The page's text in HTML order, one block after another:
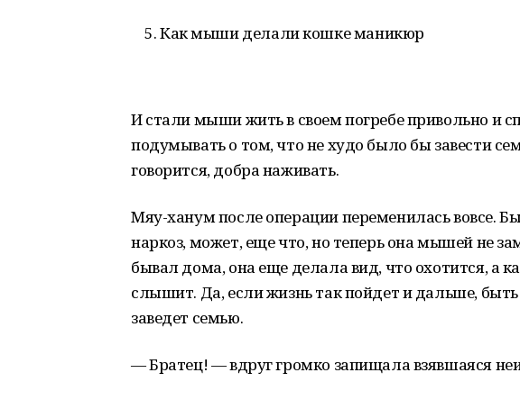
Как мыши делали кошке маникюр
И стали мыши жить в своем погребе привольно
подумывать о том, что не худо было бы завести
говорится, добра наживать.
Мяу-ханум после операции переменилась вовсе.
наркоз, может, еще что, но теперь она мышей не
бывал дома, она еще делала вид, что охотится, а
слышит. Да, если жизнь так пойдет и дальше,
заведет семью.
— Братец! — вдруг громко запищала взявшаяся